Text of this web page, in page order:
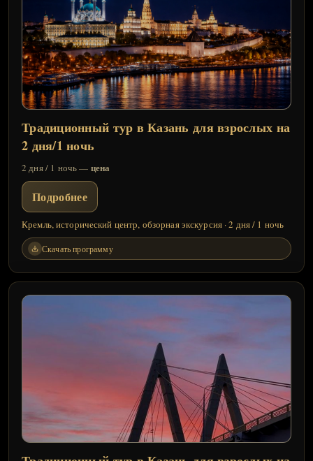
Традиционный тур в Казань для взрослых на
2 дня/1 ночь
2 дня / 1 ночь — цена
Подробнее
Кремль, исторический центр, обзорная экскурсия · 2 дня / 1 ночь
Скачать программу